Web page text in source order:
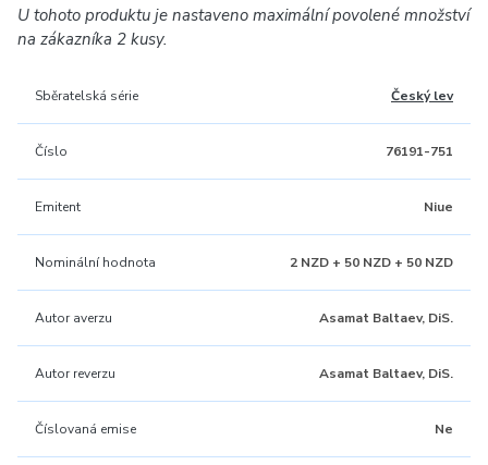
U tohoto produktu je nastaveno maximální povolené množství
na zákazníka 2 kusy.
Sběratelská série Český lev
Číslo 76191-751
Emitent Niue
Nominální hodnota 2 NZD + 50 NZD + 50 NZD
Autor averzu Asamat Baltaev, DiS.
Autor reverzu Asamat Baltaev, DiS.
Číslovaná emise Ne